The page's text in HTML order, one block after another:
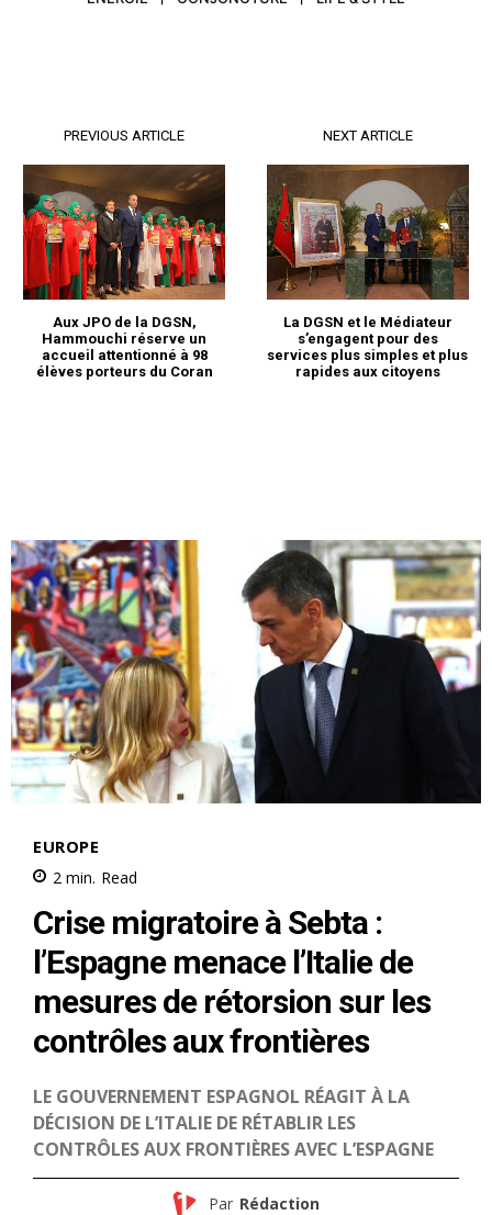
Le Caftan marocain inscrit
sur la liste du Patrimoine
culturel immatériel de
10 December 2025
In "Nation"
Omar Hilale : l’arganier, de
l’arbre marocain au symbole
universel de résilience
10 May 2026
In "Diplomatie"
saisit la justice et des appels
à la vigilance avant Maroc-
France
6 July 2026
In "Sport"
PREVIOUS ARTICLE
Aux JPO de la DGSN,
Hammouchi réserve un
accueil attentionné à 98
élèves porteurs du Coran
NEXT ARTICLE
La DGSN et le Médiateur
s’engagent pour des
services plus simples et plus
rapides aux citoyens